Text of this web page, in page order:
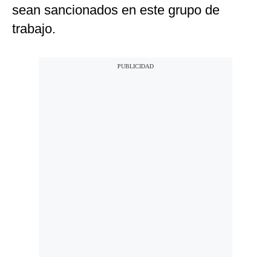
sean sancionados en este grupo de
trabajo.